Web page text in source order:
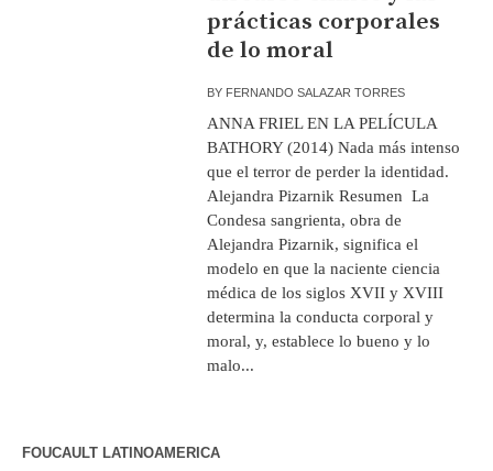
prácticas corporales
de lo moral
BY FERNANDO SALAZAR TORRES
ANNA FRIEL EN LA PELÍCULA
BATHORY (2014) Nada más intenso
que el terror de perder la identidad.
Alejandra Pizarnik Resumen La
Condesa sangrienta, obra de
Alejandra Pizarnik, significa el
modelo en que la naciente ciencia
médica de los siglos XVII y XVIII
determina la conducta corporal y
moral, y, establece lo bueno y lo
malo...
FOUCAULT LATINOAMERICA